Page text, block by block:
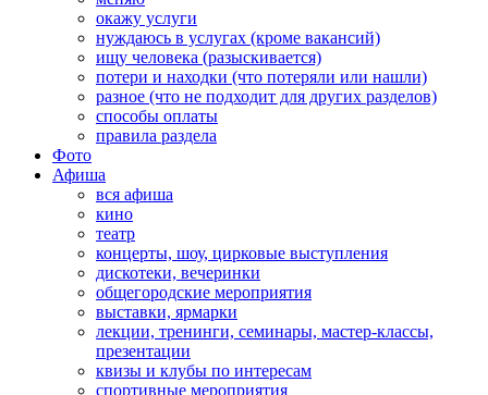
окажу услуги
нуждаюсь в услугах (кроме вакансий)
ищу человека (разыскивается)
потери и находки (что потеряли или нашли)
разное (что не подходит для других разделов)
способы оплаты
правила раздела
Фото
Афиша
вся афиша
кино
театр
концерты, шоу, цирковые выступления
дискотеки, вечеринки
общегородские мероприятия
выставки, ярмарки
лекции, тренинги, семинары, мастер-классы,
презентации
квизы и клубы по интересам
спортивные мероприятия